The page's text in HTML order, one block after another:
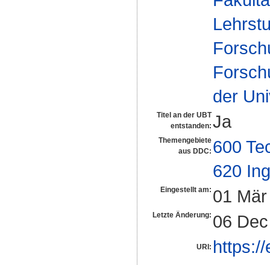
der
Titel an der UBT
entstanden: Ja
Themengebiete
aus DDC: 600
620
Eingestellt am: 01
Letzte Änderung: 06
URI: